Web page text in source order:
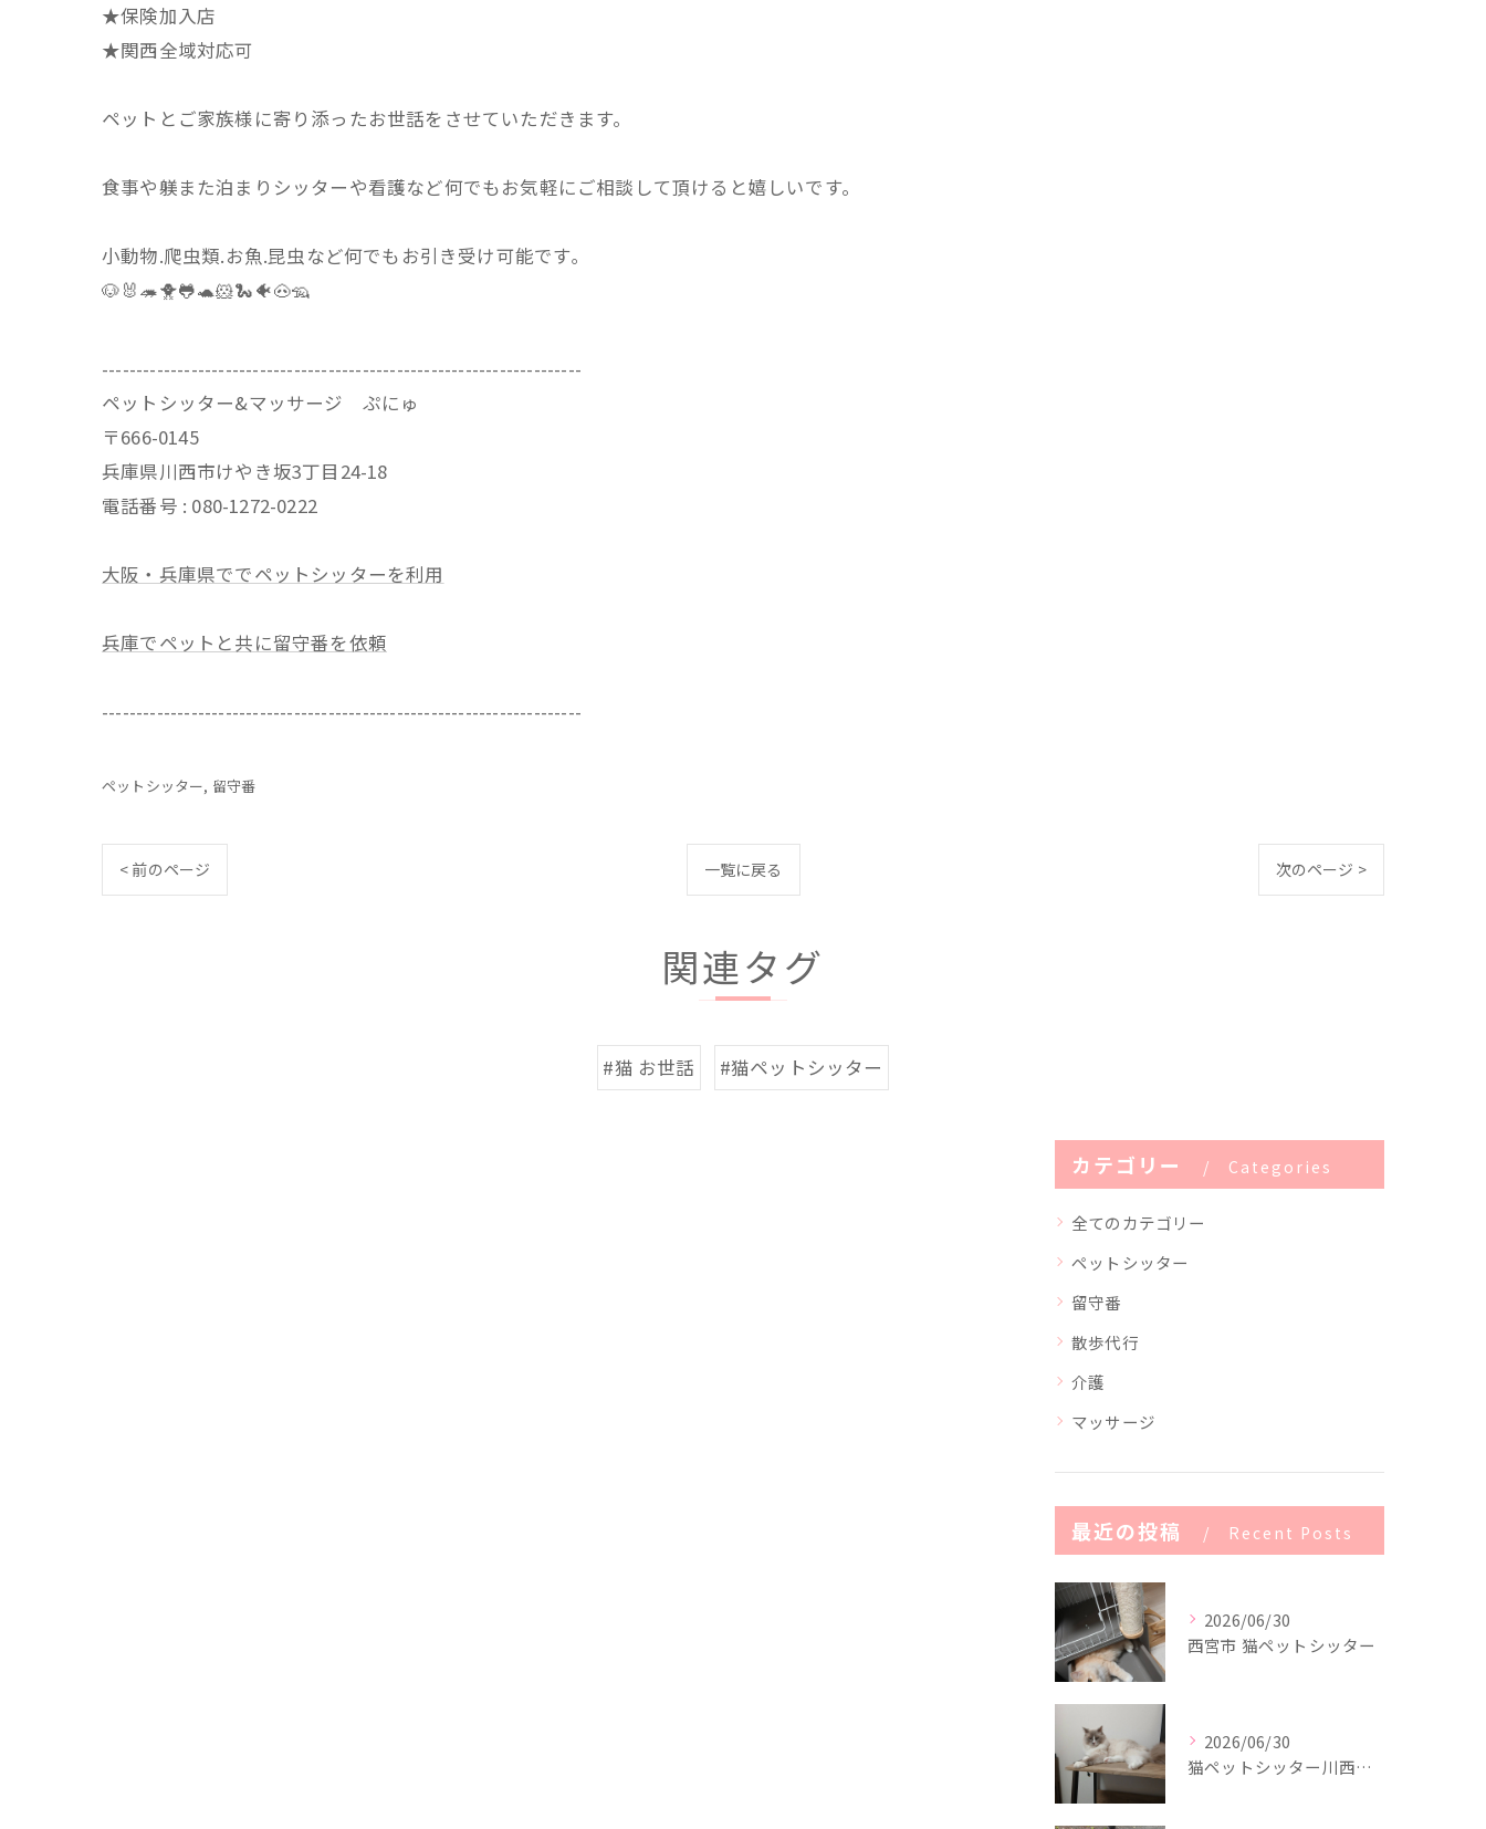
★保険加入店
★関西全域対応可
ペットとご家族様に寄り添ったお世話をさせていただきます。
食事や躾また泊まりシッターや看護など何でもお気軽にご相談して頂けると嬉しいです。
小動物.爬虫類.お魚.昆虫など何でもお引き受け可能です｡
🐶🐰🦔🐥🐸🐢🐹🐍🐠🐽🦡
----------------------------------------------------------------------
ペットシッター&マッサージ ぷにゅ
〒666-0145
兵庫県川西市けやき坂3丁目24-18
電話番号 : 080-1272-0222
大阪・兵庫県ででペットシッターを利用
兵庫でペットと共に留守番を依頼
----------------------------------------------------------------------
ペットシッター 留守番
< 前のページ 一覧に戻る 次のページ >
関連タグ
#猫 お世話 #猫ペットシッター
カテゴリー Categories
全てのカテゴリー
ペットシッター
留守番
散歩代行
介護
マッサージ
最近の投稿 Recent Posts
2026/06/30
西宮市 猫ペットシッター
2026/06/30
猫ペットシッター川西市(^-^)/